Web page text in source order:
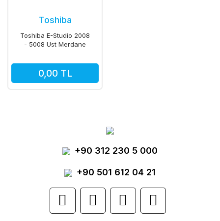
Toshiba
Toshiba E-Studio 2008
- 5008 Üst Merdane
3518 - 4
0,00 TL
+90 312 230 5 000
+90 501 612 04 21